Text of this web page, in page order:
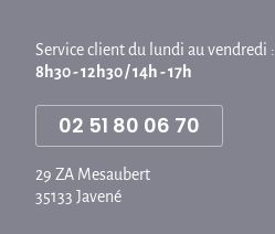
Service client du lundi au vendredi :
8h30 - 12h30 / 14h - 17h
02 51 80 06 70
29 ZA Mesaubert
35133 Javené